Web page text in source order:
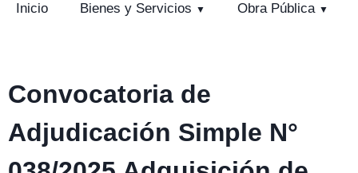
Inicio Bienes y Servicios Obra Pública
Convocatoria de
Adjudicación Simple N°